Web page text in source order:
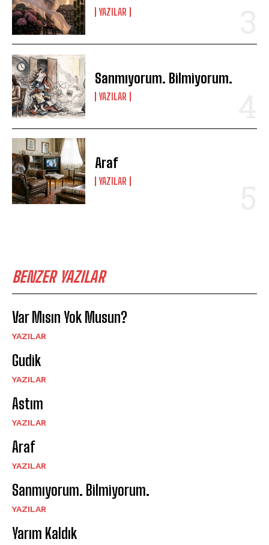
YAZILAR
Sanmıyorum. Bilmiyorum.
YAZILAR
Araf
YAZILAR
BENZER YAZILAR
Var Mısın Yok Musun?
YAZILAR
Gudik
YAZILAR
Astım
YAZILAR
Araf
YAZILAR
Sanmıyorum. Bilmiyorum.
YAZILAR
Yarım Kaldık